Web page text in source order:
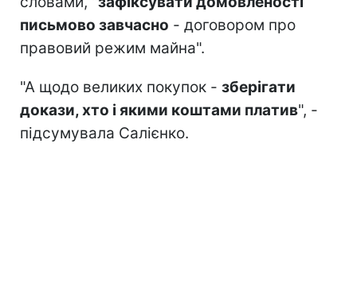
письмово завчасно - договором про
правовий режим майна".
"А щодо великих покупок - зберігати
докази, хто і якими коштами платив", -
підсумувала Салієнко.